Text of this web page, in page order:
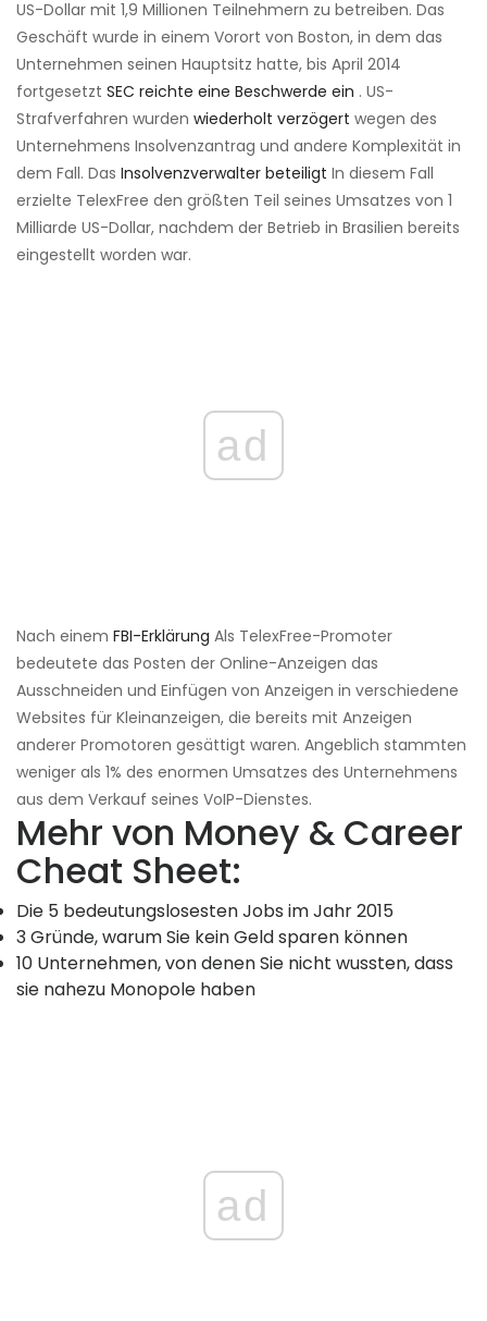
US-Dollar mit 1,9 Millionen Teilnehmern zu betreiben. Das
Geschäft wurde in einem Vorort von Boston, in dem das
Unternehmen seinen Hauptsitz hatte, bis April 2014
fortgesetzt SEC reichte eine Beschwerde ein . US-
Strafverfahren wurden wiederholt verzögert wegen des
Unternehmens Insolvenzantrag und andere Komplexität in
dem Fall. Das Insolvenzverwalter beteiligt In diesem Fall
erzielte TelexFree den größten Teil seines Umsatzes von 1
Milliarde US-Dollar, nachdem der Betrieb in Brasilien bereits
eingestellt worden war.
ad
Nach einem FBI-Erklärung Als TelexFree-Promoter
bedeutete das Posten der Online-Anzeigen das
Ausschneiden und Einfügen von Anzeigen in verschiedene
Websites für Kleinanzeigen, die bereits mit Anzeigen
anderer Promotoren gesättigt waren. Angeblich stammten
weniger als 1% des enormen Umsatzes des Unternehmens
aus dem Verkauf seines VoIP-Dienstes.
Mehr von Money & Career
Cheat Sheet:
Die 5 bedeutungslosesten Jobs im Jahr 2015
3 Gründe, warum Sie kein Geld sparen können
10 Unternehmen, von denen Sie nicht wussten, dass
sie nahezu Monopole haben
ad